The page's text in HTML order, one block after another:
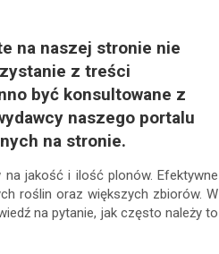
na naszej stronie nie
z treści
być konsultowane z
naszego portalu
na stronie.
jakość i ilość plonów. Efektywne
roślin oraz większych zbiorów. W
na pytanie, jak często należy to